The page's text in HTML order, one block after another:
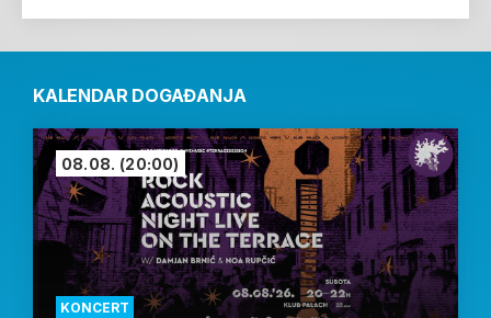
KALENDAR DOGAĐANJA
KONCERT
08.08. (20:00)